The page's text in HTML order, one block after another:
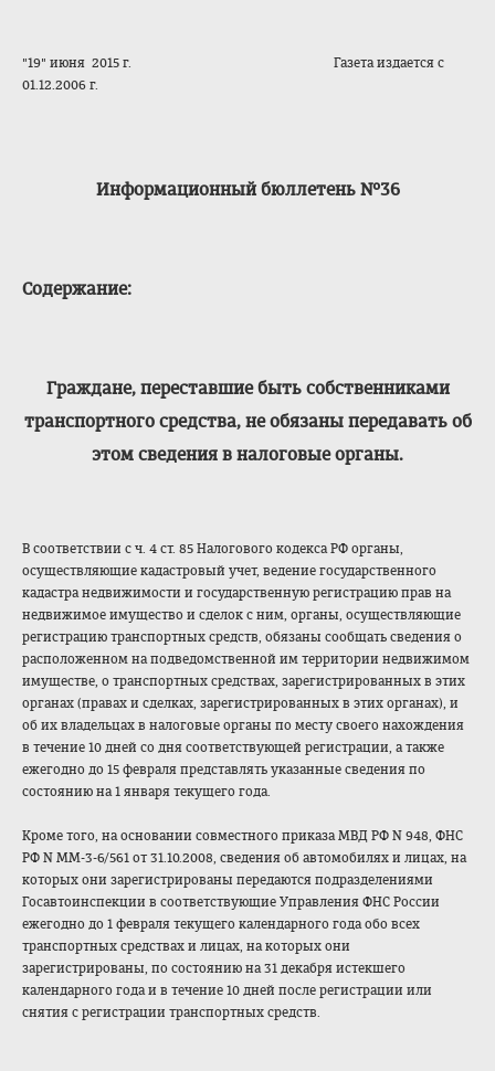
"19" июня 2015 г. Газета издается с
01.12.2006 г.
Информационный бюллетень №36
Содержание:
Граждане, переставшие быть собственниками
транспортного средства, не обязаны передавать об
этом сведения в налоговые органы.
В соответствии с ч. 4 ст. 85 Налогового кодекса РФ органы,
осуществляющие кадастровый учет, ведение государственного
кадастра недвижимости и государственную регистрацию прав на
недвижимое имущество и сделок с ним, органы, осуществляющие
регистрацию транспортных средств, обязаны сообщать сведения о
расположенном на подведомственной им территории недвижимом
имуществе, о транспортных средствах, зарегистрированных в этих
органах (правах и сделках, зарегистрированных в этих органах), и
об их владельцах в налоговые органы по месту своего нахождения
в течение 10 дней со дня соответствующей регистрации, а также
ежегодно до 15 февраля представлять указанные сведения по
состоянию на 1 января текущего года.
Кроме того, на основании совместного приказа МВД РФ N 948, ФНС
РФ N ММ-3-6/561 от 31.10.2008, сведения об автомобилях и лицах, на
которых они зарегистрированы передаются подразделениями
Госавтоинспекции в соответствующие Управления ФНС России
ежегодно до 1 февраля текущего календарного года обо всех
транспортных средствах и лицах, на которых они
зарегистрированы, по состоянию на 31 декабря истекшего
календарного года и в течение 10 дней после регистрации или
снятия с регистрации транспортных средств.